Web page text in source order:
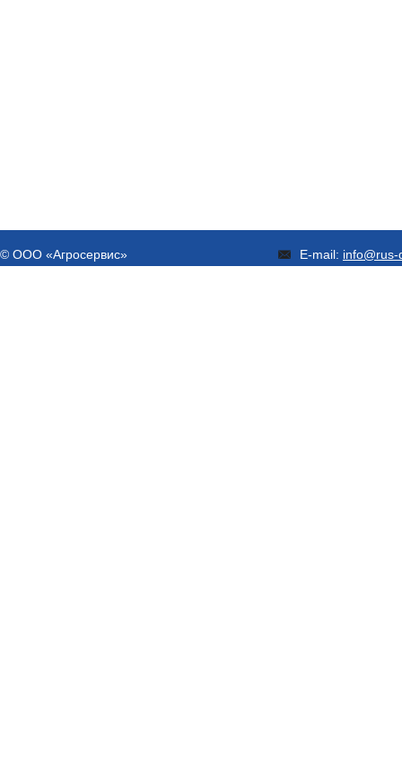
© ООО «Агросервис» E-mail: